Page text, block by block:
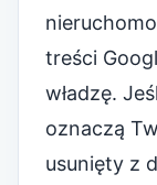
treści
władzę.
oznaczą
usunięty z